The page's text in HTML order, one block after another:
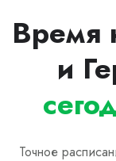
Время
и
Точное